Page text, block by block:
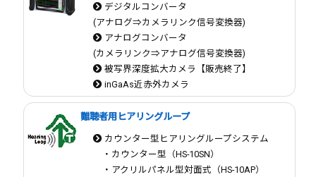
デジタルコンバータ
(アナログ⇒カメラリンク信号変換器)
アナログコンバータ
(カメラリンク⇒アナログ信号変換器)
被写界深度拡大カメラ【販売終了】
inGaAs近赤外カメラ
難聴者用ヒアリングループ
カウンター型ヒアリングループシステム
・カウンター型（HS-10SN）
・アクリルパネル型対面式（HS-10AP）